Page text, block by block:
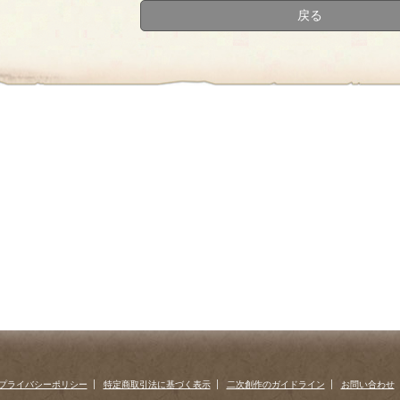
戻る
ライバシーポリシー 特定商取引法に基づく表示 二次創作のガイドライン お問い合わせ